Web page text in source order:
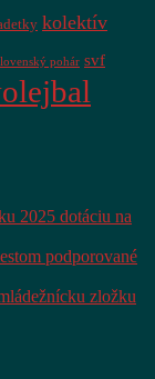
kolektív
pohár svf
2025 dotáciu na
podporované
zložku